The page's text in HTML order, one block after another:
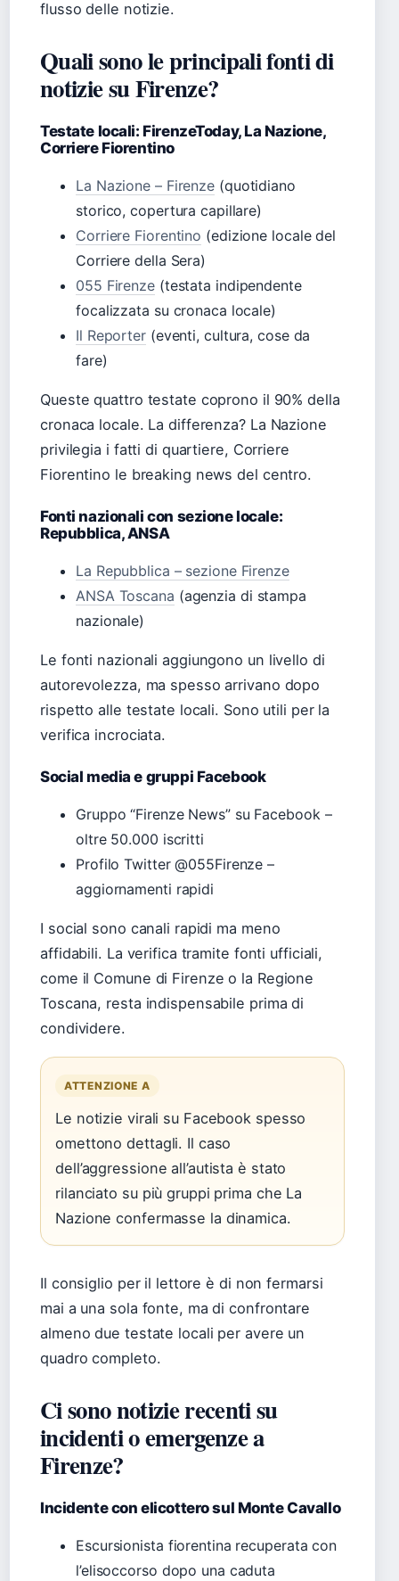
flusso delle notizie.
Quali sono le principali fonti di
notizie su Firenze?
Testate locali: FirenzeToday, La Nazione,
Corriere Fiorentino
La Nazione – Firenze (quotidiano
storico, copertura capillare)
Corriere Fiorentino (edizione locale del
Corriere della Sera)
055 Firenze(testata indipendente
focalizzata su cronaca locale)
Il Reporter(eventi, cultura, cose da
fare)
Queste quattro testate coprono il 90% della
cronaca locale. La differenza? La Nazione
privilegia i fatti di quartiere, Corriere
Fiorentino le breaking news del centro.
Fonti nazionali con sezione locale:
Repubblica, ANSA
La Repubblica – sezione Firenze
ANSA Toscana (agenzia di stampa
nazionale)
Le fonti nazionali aggiungono un livello di
autorevolezza, ma spesso arrivano dopo
rispetto alle testate locali. Sono utili per la
verifica incrociata.
Social media e gruppi Facebook
Gruppo “Firenze News” su Facebook –
oltre 50.000 iscritti
Profilo Twitter @055Firenze –
aggiornamenti rapidi
I social sono canali rapidi ma meno
affidabili. La verifica tramite fonti ufficiali,
come il Comune di Firenze o la Regione
Toscana, resta indispensabile prima di
condividere.
ATTENZIONE A
Le notizie virali su Facebook spesso
omettono dettagli. Il caso
dell’aggressione all’autista è stato
rilanciato su più gruppi prima che La
Nazione confermasse la dinamica.
Il consiglio per il lettore è di non fermarsi
mai a una sola fonte, ma di confrontare
almeno due testate locali per avere un
quadro completo.
Ci sono notizie recenti su
incidenti o emergenze a
Firenze?
Incidente con elicottero sul Monte Cavallo
Escursionista fiorentina recuperata con
l’elisoccorso dopo una caduta